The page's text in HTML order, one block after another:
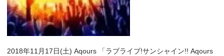
2018年11月17日(土) Aqours 「ラブライブ!サンシャイン!! Aqours